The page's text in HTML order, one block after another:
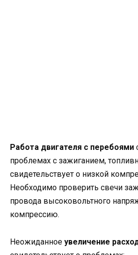
Работа двигателя с перебоями
проблемах с зажиганием,
свидетельствует о низкой
Необходимо проверить свечи
провода высоковольтного
компрессию.
Неожиданное увеличение